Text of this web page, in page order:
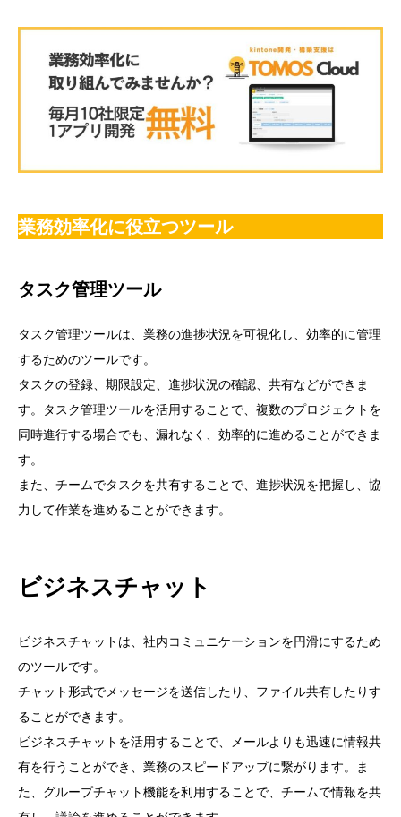
業務効率化に役立つツール
タスク管理ツール
タスク管理ツールは、業務の進捗状況を可視化し、効率的に管理
するためのツールです。
タスクの登録、期限設定、進捗状況の確認、共有などができま
す。タスク管理ツールを活用することで、複数のプロジェクトを
同時進行する場合でも、漏れなく、効率的に進めることができま
す。
また、チームでタスクを共有することで、進捗状況を把握し、協
力して作業を進めることができます。
ビジネスチャット
ビジネスチャットは、社内コミュニケーションを円滑にするため
のツールです。
チャット形式でメッセージを送信したり、ファイル共有したりす
ることができます。
ビジネスチャットを活用することで、メールよりも迅速に情報共
有を行うことができ、業務のスピードアップに繋がります。ま
た、グループチャット機能を利用することで、チームで情報を共